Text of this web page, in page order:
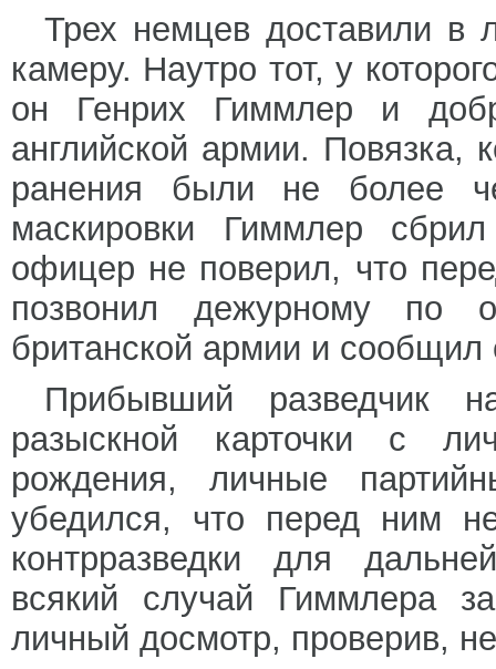
Трех немцев доставили в
камеру. Наутро тот, у
он Генрих Гиммлер и
английской армии. Повязка,
ранения были не более
маскировки Гиммлер
офицер не поверил, что
позвонил дежурному по
британской армии и
Прибывший разведчик
разыскной карточки с
рождения, личные
убедился, что перед ним
контрразведки для
всякий случай Гиммлера
личный досмотр, проверив,